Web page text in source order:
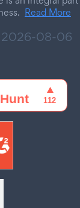
Read More
2026-08-06